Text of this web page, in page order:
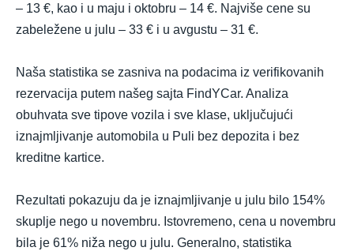
– 13 €, kao i u maju i oktobru – 14 €. Najviše cene su
zabeležene u julu – 33 € i u avgustu – 31 €.
Naša statistika se zasniva na podacima iz verifikovanih
rezervacija putem našeg sajta FindYCar. Analiza
obuhvata sve tipove vozila i sve klase, uključujući
iznajmljivanje automobila u Puli bez depozita i bez
kreditne kartice.
Rezultati pokazuju da je iznajmljivanje u julu bilo 154%
skuplje nego u novembru. Istovremeno, cena u novembru
bila je 61% niža nego u julu. Generalno, statistika